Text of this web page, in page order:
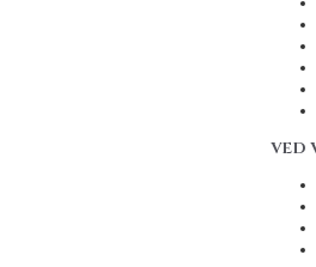
VED